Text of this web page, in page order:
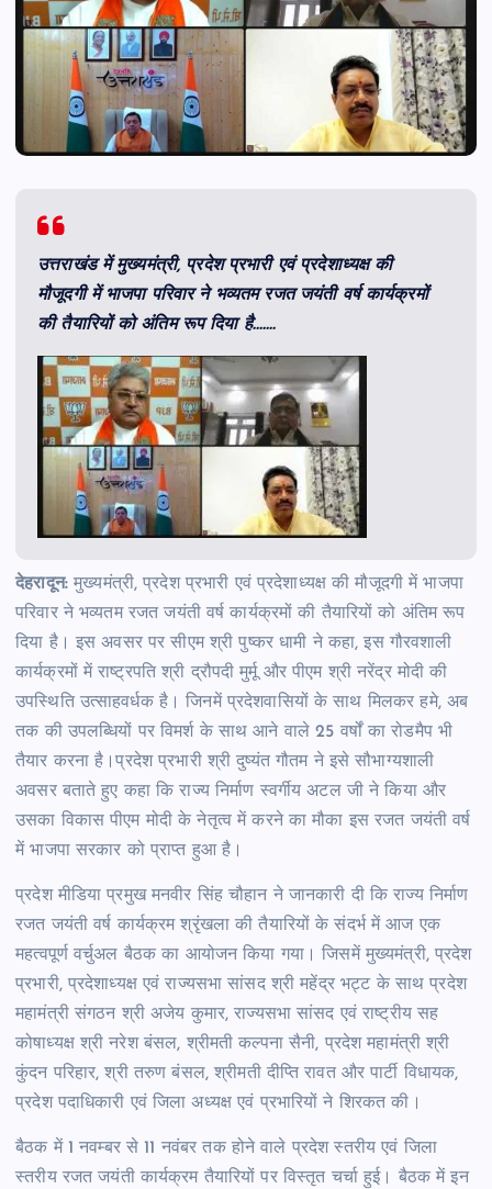
उत्तराखंड में मुख्यमंत्री, प्रदेश प्रभारी एवं प्रदेशाध्यक्ष की
मौजूदगी में भाजपा परिवार ने भव्यतम रजत जयंती वर्ष कार्यक्रमों
की तैयारियों को अंतिम रूप दिया है…….
देहरादून:मुख्यमंत्री, प्रदेश प्रभारी एवं प्रदेशाध्यक्ष की मौजूदगी में भाजपा
परिवार ने भव्यतम रजत जयंती वर्ष कार्यक्रमों की तैयारियों को अंतिम रूप
दिया है। इस अवसर पर सीएम श्री पुष्कर धामी ने कहा, इस गौरवशाली
कार्यक्रमों में राष्ट्रपति श्री द्रौपदी मुर्मू और पीएम श्री नरेंद्र मोदी की
उपस्थिति उत्साहवर्धक है। जिनमें प्रदेशवासियों के साथ मिलकर हमे, अब
तक की उपलब्धियों पर विमर्श के साथ आने वाले 25 वर्षों का रोडमैप भी
तैयार करना है।प्रदेश प्रभारी श्री दुष्यंत गौतम ने इसे सौभाग्यशाली
अवसर बताते हुए कहा कि राज्य निर्माण स्वर्गीय अटल जी ने किया और
उसका विकास पीएम मोदी के नेतृत्व में करने का मौका इस रजत जयंती वर्ष
में भाजपा सरकार को प्राप्त हुआ है।
प्रदेश मीडिया प्रमुख मनवीर सिंह चौहान ने जानकारी दी कि राज्य निर्माण
रजत जयंती वर्ष कार्यक्रम श्रृंखला की तैयारियों के संदर्भ में आज एक
महत्वपूर्ण वर्चुअल बैठक का आयोजन किया गया। जिसमें मुख्यमंत्री, प्रदेश
प्रभारी, प्रदेशाध्यक्ष एवं राज्यसभा सांसद श्री महेंद्र भट्ट के साथ प्रदेश
महामंत्री संगठन श्री अजेय कुमार, राज्यसभा सांसद एवं राष्ट्रीय सह
कोषाध्यक्ष श्री नरेश बंसल, श्रीमती कल्पना सैनी, प्रदेश महामंत्री श्री
कुंदन परिहार, श्री तरुण बंसल, श्रीमती दीप्ति रावत और पार्टी विधायक,
प्रदेश पदाधिकारी एवं जिला अध्यक्ष एवं प्रभारियों ने शिरकत की।
बैठक में 1 नवम्बर से 11 नवंबर तक होने वाले प्रदेश स्तरीय एवं जिला
स्तरीय रजत जयंती कार्यक्रम तैयारियों पर विस्तृत चर्चा हुई। बैठक में इन